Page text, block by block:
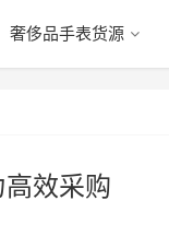
奢侈品手表货源
效采购